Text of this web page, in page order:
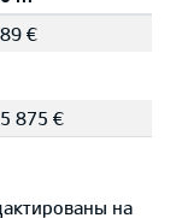
€
875 €
на